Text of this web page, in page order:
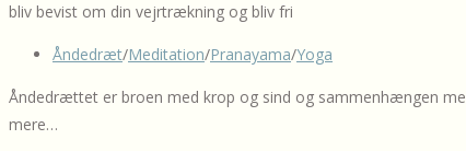
bliv bevist om din vejrtrækning og bliv fri
Post
Åndedræt/Meditation/Pranayama/Yoga
Åndedrættet er broen med krop og sind og sammenhængen
mere…